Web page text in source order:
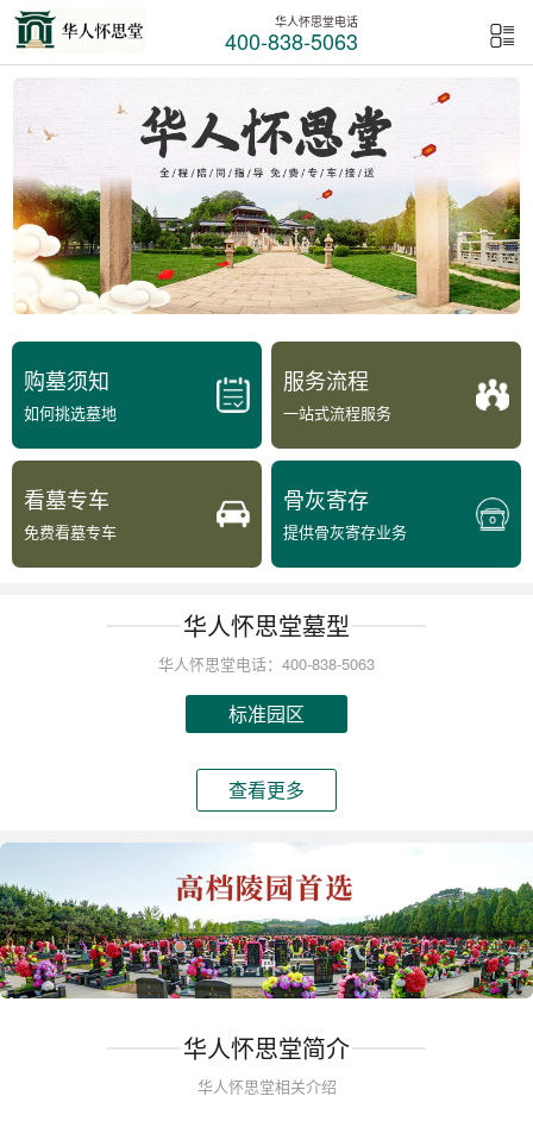
华人怀思堂电话
400-838-5063
购墓须知
如何挑选墓地
服务流程
一站式流程服务
看墓专车
免费看墓专车
骨灰寄存
提供骨灰寄存业务
华人怀思堂墓型
华人怀思堂电话：400-838-5063
标准园区
查看更多
华人怀思堂简介
华人怀思堂相关介绍